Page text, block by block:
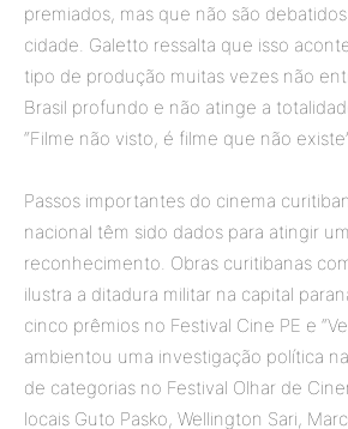
premiados, mas que não são
cidade. Galetto ressalta que isso
tipo de produção muitas vezes não
Brasil profundo e não atinge a
“Filme não visto, é filme que não
Passos importantes do cinema
nacional têm sido dados para atingir
reconhecimento. Obras curitibanas
ilustra a ditadura militar na capital
cinco prêmios no Festival Cine PE e
ambientou uma investigação política
de categorias no Festival Olhar de
locais Guto Pasko, Wellington Sari,